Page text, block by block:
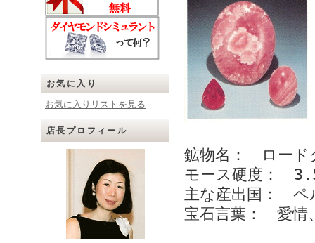
お気に入り
お気に入りリストを見る
店長プロフィール
鉱物名： ロード
モース硬度：
主な産出国： ペ
宝石言葉： 愛情